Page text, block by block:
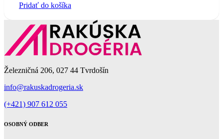
Pridať do košíka
Železničná 206, 027 44 Tvrdošín
info@rakuskadrogeria.sk
(+421) 907 612 055
OSOBNÝ ODBER